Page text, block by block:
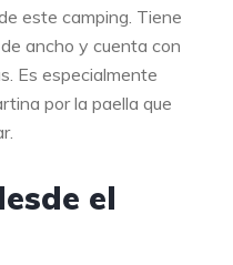
este camping. Tiene
ancho y cuenta con
Es especialmente
por la paella que
el